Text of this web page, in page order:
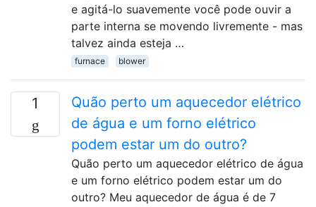
e agitá-lo suavemente você pode ouvir a
parte interna se movendo livremente - mas
talvez ainda esteja …
furnace blower
1
Quão perto um aquecedor elétrico
de água e um forno elétrico
podem estar um do outro?
Quão perto um aquecedor elétrico de água
e um forno elétrico podem estar um do
outro? Meu aquecedor de água é de 7